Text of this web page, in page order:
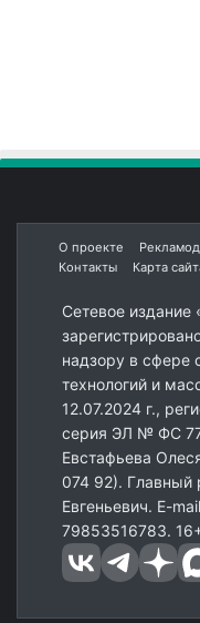
О проекте
Контакты
Карта
Сетевое издание
надзору в сфере
технологий и
12.07.2024 г.,
серия ЭЛ № ФС
Евстафьева
074 92). Главный
Евгеньевич. E-
79853516783.